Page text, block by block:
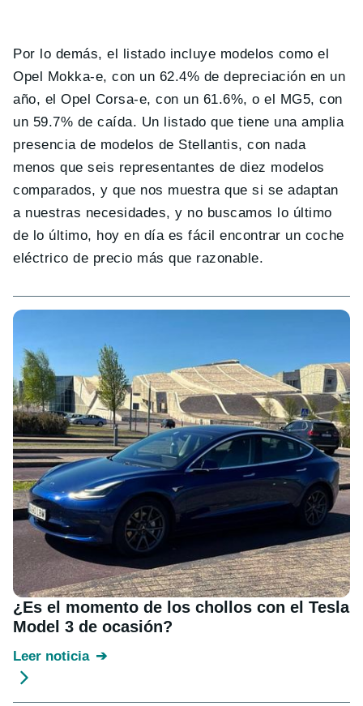
Por lo demás, el listado incluye modelos como el
Opel Mokka-e, con un 62.4% de depreciación en un
año, el Opel Corsa-e, con un 61.6%, o el MG5, con
un 59.7% de caída. Un listado que tiene una amplia
presencia de modelos de Stellantis, con nada
menos que seis representantes de diez modelos
comparados, y que nos muestra que si se adaptan
a nuestras necesidades, y no buscamos lo último
de lo último, hoy en día es fácil encontrar un coche
eléctrico de precio más que razonable.
¿Es el momento de los chollos con el Tesla
Model 3 de ocasión?
Leer noticia